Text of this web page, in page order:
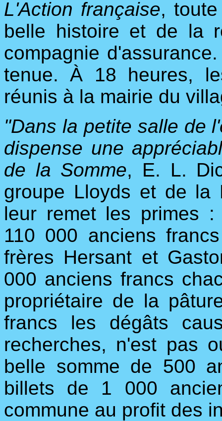
L'Action française,
belle histoire et de la
compagnie
tenue. À 18 heures,
réunis à la mairie du
"Dans la petite salle de
dispense une
de la Somme, E. L.
groupe Lloyds et de la
leur remet les primes :
110 000 anciens
frères Hersant et
000 anciens francs
propriétaire de la
francs les dégâts
recherches, n'est pas
belle somme de 500
billets de 1 000
commune au profit des